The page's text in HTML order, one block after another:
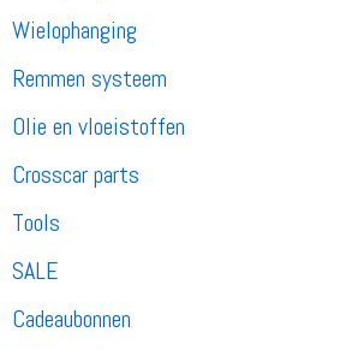
Wielophanging
Remmen systeem
Olie en vloeistoffen
Crosscar parts
Tools
SALE
Cadeaubonnen